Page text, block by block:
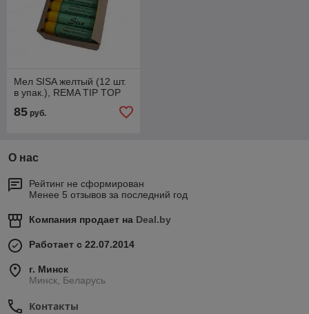
Мел SISA желтый (12 шт.
в упак.), REMA TIP TOP
85 руб.
О нас
Рейтинг не сформирован
Менее 5 отзывов за последний год
Компания продает на Deal.by
Работает с 22.07.2014
г. Минск
Минск, Беларусь
Контакты